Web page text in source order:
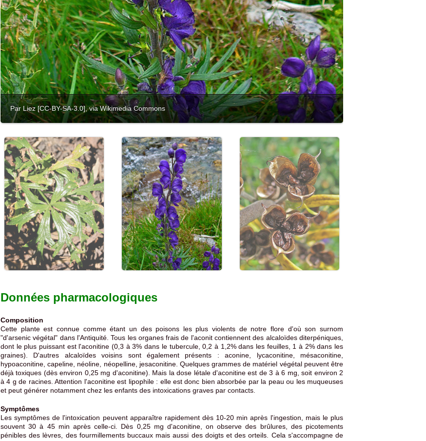
Par Liez [CC-BY-SA-3.0], via Wikimedia Commons
Données pharmacologiques
Composition
Cette plante est connue comme étant un des poisons les plus violents de notre flore d'où son surnom
"d'arsenic végétal" dans l'Antiquité. Tous les organes frais de l'aconit contiennent des alcaloïdes diterpéniques,
dont le plus puissant est l'aconitine (0,3 à 3% dans le tubercule, 0,2 à 1,2% dans les feuilles, 1 à 2% dans les
graines). D'autres alcaloïdes voisins sont également présents : aconine, lycaconitine, mésaconitine,
hypoaconitine, capeline, néoline, néopelline, jesaconitine. Quelques grammes de matériel végétal peuvent être
déjà toxiques (dès environ 0,25 mg d'aconitine). Mais la dose létale d'aconitine est de 3 à 6 mg, soit environ 2
à 4 g de racines. Attention l'aconitine est lipophile : elle est donc bien absorbée par la peau ou les muqueuses
et peut générer notamment chez les enfants des intoxications graves par contacts.
Symptômes
Les symptômes de l'intoxication peuvent apparaître rapidement dès 10-20 min après l'ingestion, mais le plus
souvent 30 à 45 min après celle-ci. Dès 0,25 mg d'aconitine, on observe des brûlures, des picotements
pénibles des lèvres, des fourmillements buccaux mais aussi des doigts et des orteils. Cela s'accompagne de